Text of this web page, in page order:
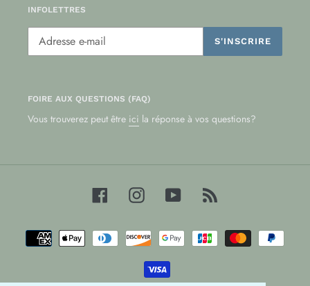
INFOLETTRES
S'INSCRIRE
FOIRE AUX QUESTIONS (FAQ)
Vous trouverez peut être ici la réponse à vos questions?
FacebookInstagramYouTube
Moyens
de
paiement